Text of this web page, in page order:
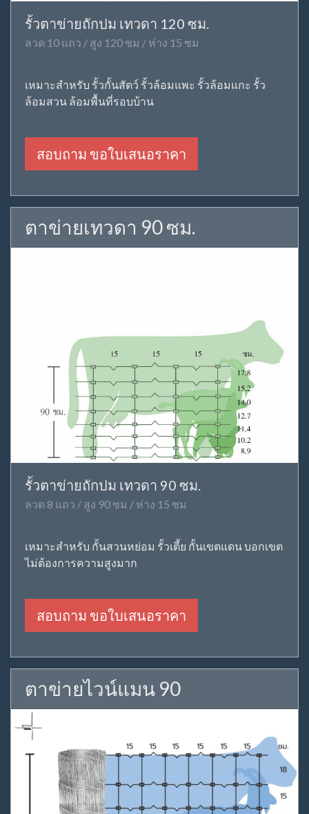
รั้วตาข่ายถักปม เทวดา 120 ซม.
ลวด 10 แถว / สูง 120 ซม / ห่าง 15 ซม
เหมาะสำหรับ รั้วกั้นสัตว์ รั้วล้อมแพะ รั้วล้อมแกะ รั้ว
ล้อมสวน ล้อมพื้นที่รอบบ้าน
สอบถาม ขอใบเสนอราคา
ตาข่ายเทวดา 90 ซม.
รั้วตาข่ายถักปม เทวดา 90 ซม.
ลวด 8 แถว / สูง 90 ซม / ห่าง 15 ซม
เหมาะสำหรับ กั้นสวนหย่อม รั้วเตี้ย กั้นเขตแดน บอกเขต
ไม่ต้องการความสูงมาก
สอบถาม ขอใบเสนอราคา
ตาข่ายไวน์แมน 90